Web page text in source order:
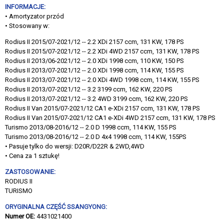
INFORMACJE:
• Amortyzator przód
• Stosowany w:
Rodius II 2015/07-2021/12 -- 2.2 XDi 2157 ccm, 131 KW, 178 PS
Rodius II 2015/07-2021/12 -- 2.2 XDi 4WD 2157 ccm, 131 KW, 178 PS
Rodius II 2013/06-2021/12 -- 2.0 XDi 1998 ccm, 110 KW, 150 PS
Rodius II 2013/07-2021/12 -- 2.0 XDi 1998 ccm, 114 KW, 155 PS
Rodius II 2013/07-2021/12 -- 2.0 XDi 4WD 1998 ccm, 114 KW, 155 PS
Rodius II 2013/07-2021/12 -- 3.2 3199 ccm, 162 KW, 220 PS
Rodius II 2013/07-2021/12 -- 3.2 4WD 3199 ccm, 162 KW, 220 PS
Rodius II Van 2015/07-2021/12 CA1 e-XDi 2157 ccm, 131 KW, 178 PS
Rodius II Van 2015/07-2021/12 CA1 e-XDi 4WD 2157 ccm, 131 KW, 178 PS
Turismo 2013/08-2016/12 -- 2.0 D 1998 ccm, 114 KW, 155 PS
Turismo 2013/08-2016/12 -- 2.0 D 4x4 1998 ccm, 114 KW, 155PS
• Pasuje tylko do wersji: D20R/D22R & 2WD,4WD
• Cena za 1 sztukę!
ZASTOSOWANIE:
RODIUS II
TURISMO
ORYGINALNA CZĘŚĆ SSANGYONG:
Numer OE: 4431021400